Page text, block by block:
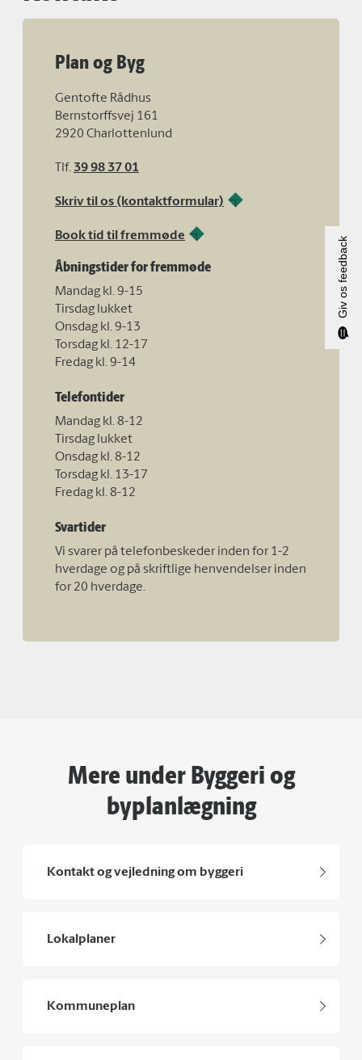
Plan og Byg
Gentofte Rådhus
Bernstorffsvej 161
2920 Charlottenlund
Tlf. 39 98 37 01
Skriv til os (kontaktformular)
Book tid til fremmøde
Åbningstider for fremmøde
Mandag kl. 9-15
Tirsdag lukket
Onsdag kl. 9-13
Torsdag kl. 12-17
Fredag kl. 9-14
Telefontider
Mandag kl. 8-12
Tirsdag lukket
Onsdag kl. 8-12
Torsdag kl. 13-17
Fredag kl. 8-12
Svartider
Vi svarer på telefonbeskeder inden for 1-2
hverdage og på skriftlige henvendelser inden
for 20 hverdage.
Mere under Byggeri og
byplanlægning
Kontakt og vejledning om byggeri
Lokalplaner
Kommuneplan
Giv os feedback